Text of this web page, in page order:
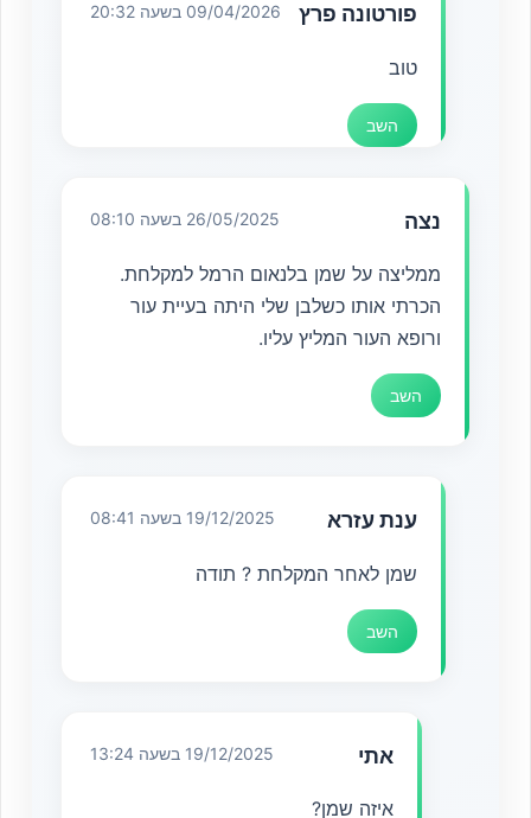
פורטונה פרץ 09/04/2026 בשעה 20:32
טוב
השב
נצה 26/05/2025 בשעה 08:10
ממליצה על שמן בלנאום הרמל למקלחת.
הכרתי אותו כשלבן שלי היתה בעיית עור
ורופא העור המליץ עליו.
השב
ענת עזרא 19/12/2025 בשעה 08:41
שמן לאחר המקלחת ? תודה
השב
אתי 19/12/2025 בשעה 13:24
איזה שמן?